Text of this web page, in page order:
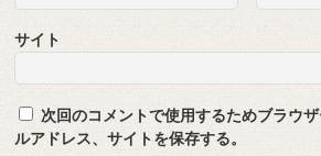
サイト
次回のコメントで使用するためブラウ
ルアドレス、サイトを保存する。